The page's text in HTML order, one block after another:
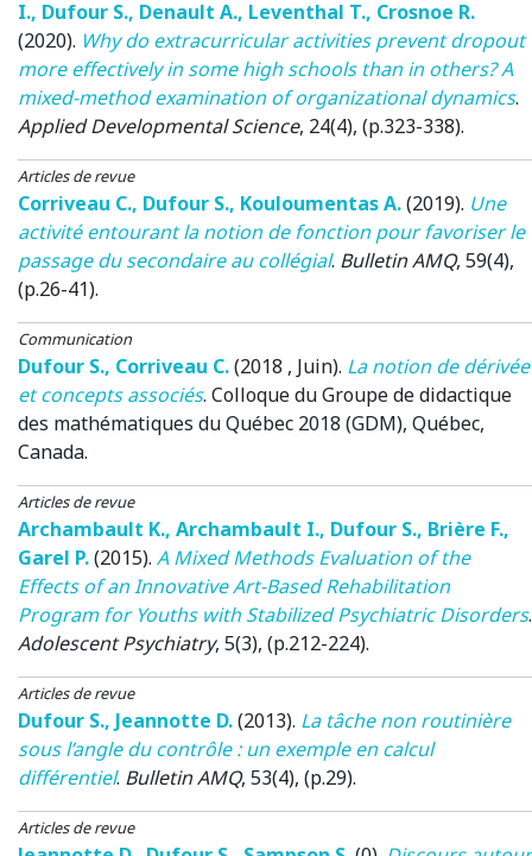
I., Dufour S., Denault A., Leventhal T., Crosnoe R.
(2020). Why do extracurricular activities prevent dropout
more effectively in some high schools than in others? A
mixed-method examination of organizational dynamics.
Applied Developmental Science, 24(4), (p.323-338).
Articles de revue
Corriveau C., Dufour S., Kouloumentas A.(2019). Une
activité entourant la notion de fonction pour favoriser le
passage du secondaire au collégial. Bulletin AMQ, 59(4),
(p.26-41).
Communication
Dufour S., Corriveau C.(2018 , Juin). La notion de dérivée
et concepts associés. Colloque du Groupe de didactique
des mathématiques du Québec 2018 (GDM), Québec,
Canada.
Articles de revue
Archambault K., Archambault I., Dufour S., Brière F.,
Garel P.(2015). A Mixed Methods Evaluation of the
Effects of an Innovative Art-Based Rehabilitation
Program for Youths with Stabilized Psychiatric Disorders.
Adolescent Psychiatry, 5(3), (p.212-224).
Articles de revue
Dufour S., Jeannotte D.(2013). La tâche non routinière
sous l’angle du contrôle : un exemple en calcul
différentiel. Bulletin AMQ, 53(4), (p.29).
Articles de revue